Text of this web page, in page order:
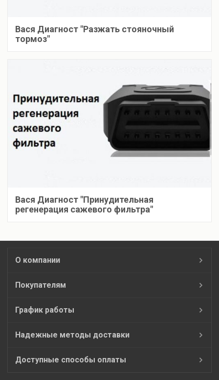
Вася Диагност "Разжать стояночный
тормоз"
Вася Диагност "Принудительная
регенерация сажевого фильтра"
О компании
Покупателям
График работы
Надежные методы доставки
Доступные способы оплаты